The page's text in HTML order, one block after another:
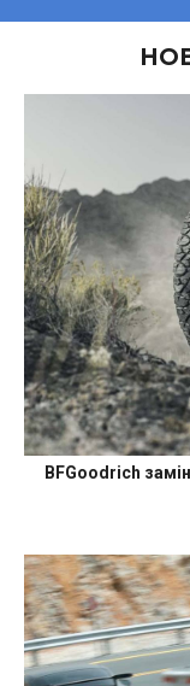
BFGoodrich